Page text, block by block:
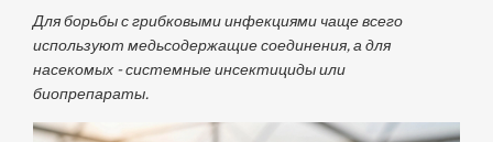
Для борьбы с грибковыми инфекциями чаще всего
используют медьсодержащие соединения, а для
насекомых - системные инсектициды или
биопрепараты.